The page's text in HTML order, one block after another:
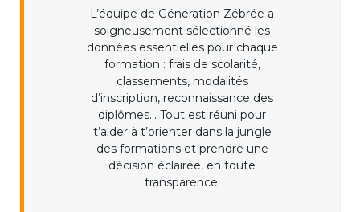
L’équipe de Génération Zébrée a
soigneusement sélectionné les
données essentielles pour chaque
formation : frais de scolarité,
classements, modalités
d’inscription, reconnaissance des
diplômes... Tout est réuni pour
t’aider à t’orienter dans la jungle
des formations et prendre une
décision éclairée, en toute
transparence.